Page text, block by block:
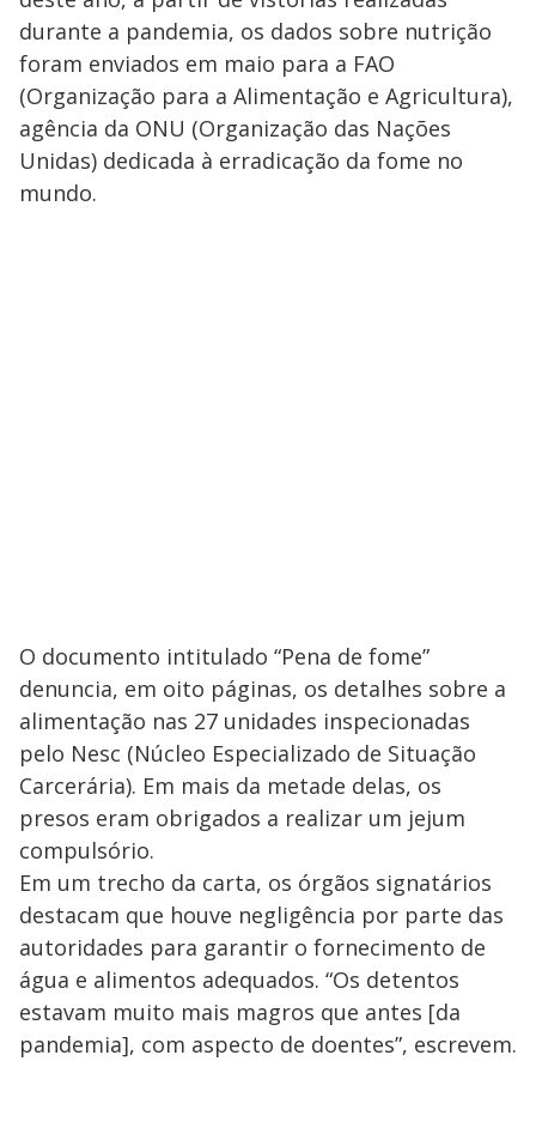
durante a pandemia, os dados sobre nutrição
foram enviados em maio para a FAO
(Organização para a Alimentação e Agricultura),
agência da ONU (Organização das Nações
Unidas) dedicada à erradicação da fome no
mundo.
O documento intitulado “Pena de fome”
denuncia, em oito páginas, os detalhes sobre a
alimentação nas 27 unidades inspecionadas
pelo Nesc (Núcleo Especializado de Situação
Carcerária). Em mais da metade delas, os
presos eram obrigados a realizar um jejum
compulsório.
Em um trecho da carta, os órgãos signatários
destacam que houve negligência por parte das
autoridades para garantir o fornecimento de
água e alimentos adequados. “Os detentos
estavam muito mais magros que antes [da
pandemia], com aspecto de doentes”, escrevem.